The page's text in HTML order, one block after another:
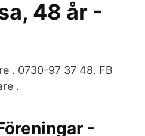
48 år -
. 0730-97 37 48. FB
.
-